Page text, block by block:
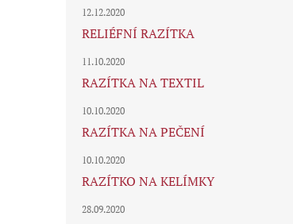
12.12.2020
RELIÉFNÍ RAZÍTKA
11.10.2020
RAZÍTKA NA TEXTIL
10.10.2020
RAZÍTKA NA PEČENÍ
10.10.2020
RAZÍTKO NA KELÍMKY
28.09.2020